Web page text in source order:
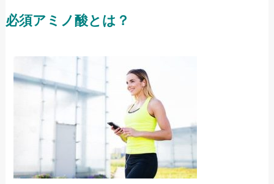
必須アミノ酸とは？